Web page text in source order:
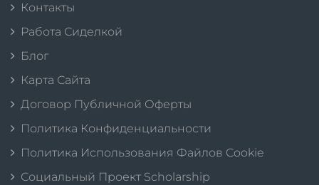
Контакты
Работа Сиделкой
Блог
Карта Сайта
Договор Публичной Оферты
Политика Конфиденциальности
Политика Использования Файлов Cookie
Социальный Проект Scholarship